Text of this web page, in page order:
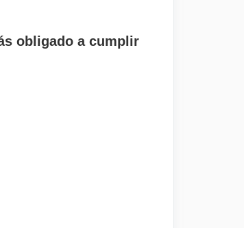
obligado a cumplir